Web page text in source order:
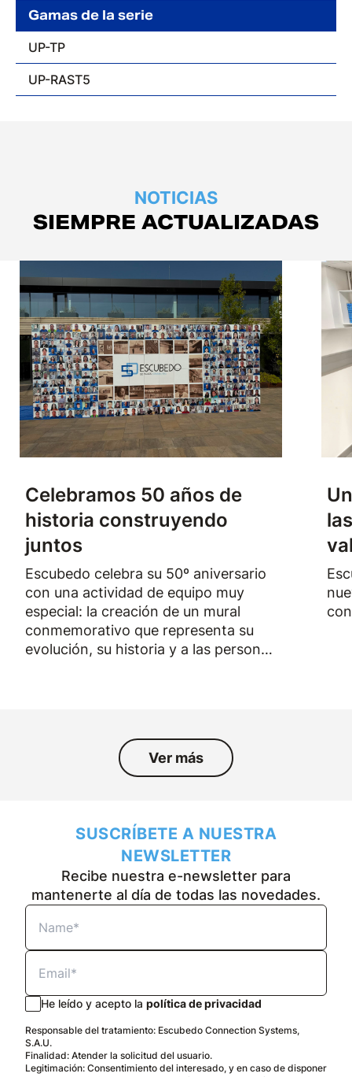
Gamas de la serie
UP-TP
UP-RAST5
NOTICIAS
SIEMPRE ACTUALIZADAS
Celebramos 50 años de
historia construyendo
juntos
Escubedo celebra su 50º aniversario
con una actividad de equipo muy
especial: la creación de un mural
conmemorativo que representa su
evolución, su historia y a las personas
Ver más
SUSCRÍBETE A NUESTRA
NEWSLETTER
Recibe nuestra e-newsletter para
mantenerte al día de todas las novedades.
He leído y acepto la política de privacidad
Responsable del tratamiento: Escubedo Connection Systems,
S.A.U.
Finalidad: Atender la solicitud del usuario.
Legitimación: Consentimiento del interesado, y en caso de disponer